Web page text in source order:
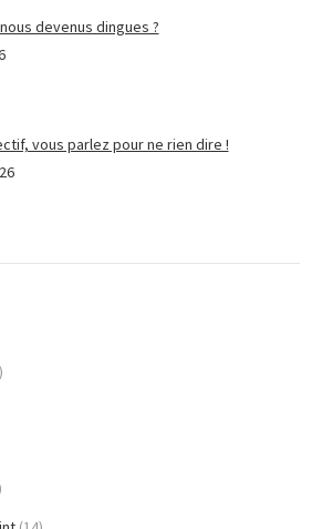
devenus dingues ?
vous parlez pour ne rien dire !